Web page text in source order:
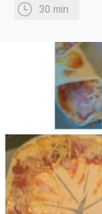
30 min